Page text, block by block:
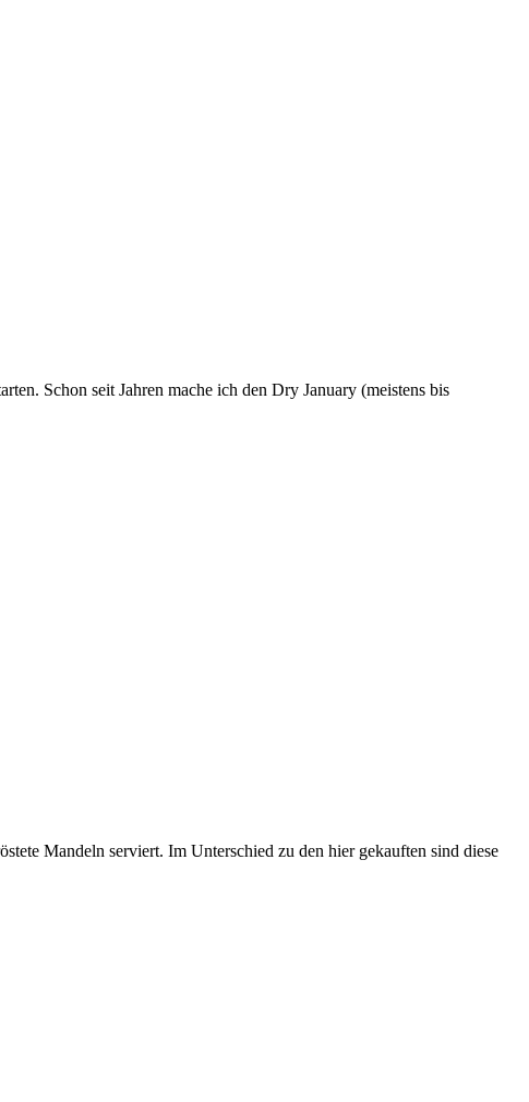
Schon seit Jahren mache ich den Dry January (meistens bis
Mandeln serviert. Im Unterschied zu den hier gekauften sind diese